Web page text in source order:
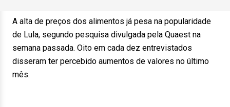
A alta de preços dos alimentos já pesa na popularidade
de Lula, segundo pesquisa divulgada pela Quaest na
semana passada. Oito em cada dez entrevistados
disseram ter percebido aumentos de valores no último
mês.